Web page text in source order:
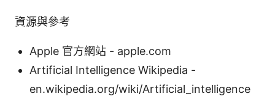
資源與參考
Apple 官方網站 - apple.com
Artificial Intelligence Wikipedia -
en.wikipedia.org/wiki/Artificial_intelligence